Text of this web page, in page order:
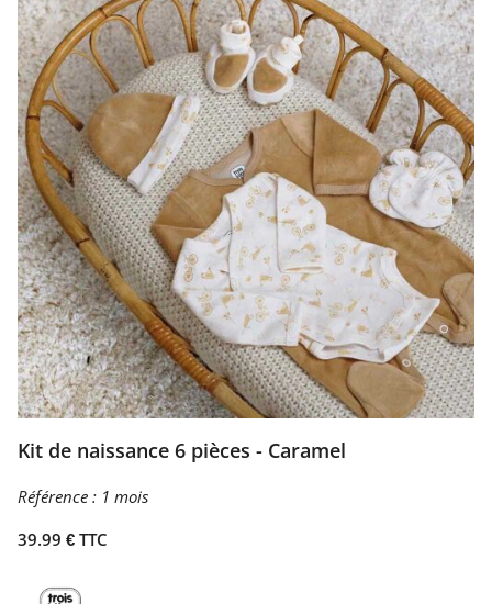
Kit de naissance 6 pièces - Caramel
Référence : 1 mois
39.99 € TTC